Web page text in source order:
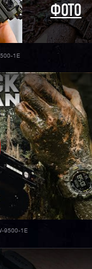
ФОТО
1E
9500-1E